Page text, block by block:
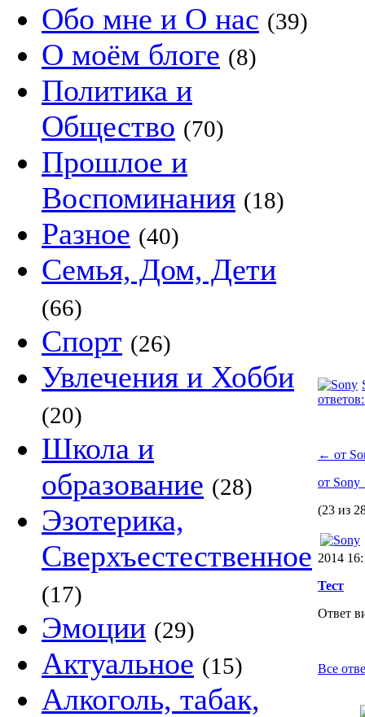
Обо мне и О нас (39)
О моём блоге (8)
Политика и
Общество (70)
Прошлое и
Воспоминания (18)
Разное (40)
Семья, Дом, Дети
(66)
Спорт (26)
Увлечения и Хобби
(20)
Школа и
образование (28)
Эзотерика,
Сверхъестественное
(17)
Эмоции (29)
Актуальное (15)
Алкоголь, табак,
← от
от Sony
(23 из
2014
Тест
Ответ
Все